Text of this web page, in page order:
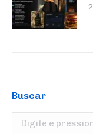
Buscar
Search: